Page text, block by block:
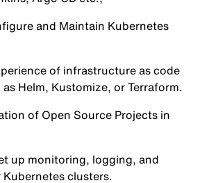
and Maintain Kubernetes
of infrastructure as code
Helm, Kustomize, or Terraform.
of Open Source Projects in
up monitoring, logging, and
clusters.